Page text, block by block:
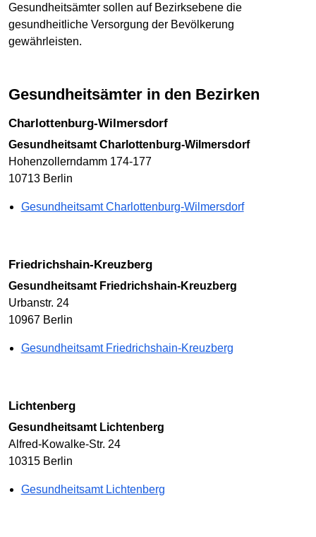
Gesundheitsämter sollen auf Bezirksebene die
gesundheitliche Versorgung der Bevölkerung
gewährleisten.
Gesundheitsämter in den Bezirken
Charlottenburg-Wilmersdorf
Gesundheitsamt Charlottenburg-Wilmersdorf
Hohenzollerndamm 174-177
10713 Berlin
Gesundheitsamt Charlottenburg-Wilmersdorf
Friedrichshain-Kreuzberg
Gesundheitsamt Friedrichshain-Kreuzberg
Urbanstr. 24
10967 Berlin
Gesundheitsamt Friedrichshain-Kreuzberg
Lichtenberg
Gesundheitsamt Lichtenberg
Alfred-Kowalke-Str. 24
10315 Berlin
Gesundheitsamt Lichtenberg